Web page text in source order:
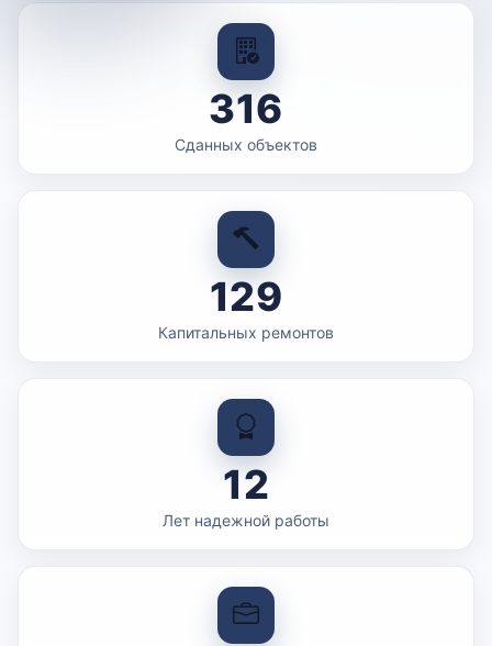
316
Сданных объектов
129
Капитальных ремонтов
12
Лет надежной работы